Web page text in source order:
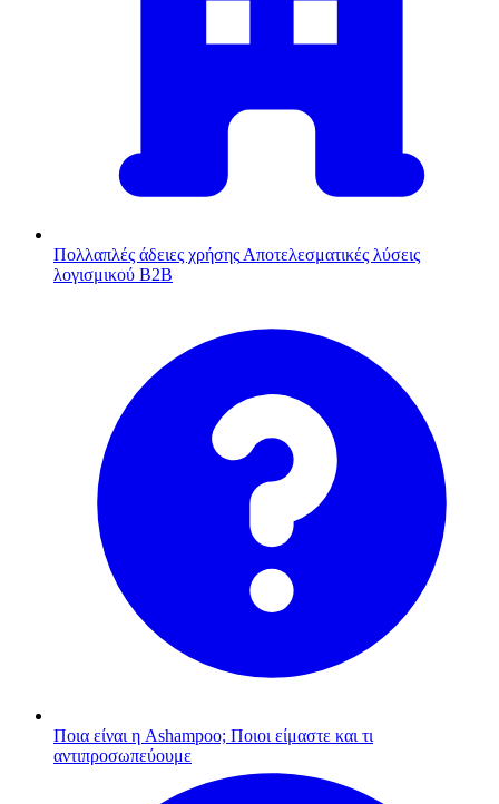
Πολλαπλές άδειες χρήσης Αποτελεσματικές λύσεις
λογισμικού B2B
Ποια είναι η Ashampoo; Ποιοι είμαστε και τι
αντιπροσωπεύουμε